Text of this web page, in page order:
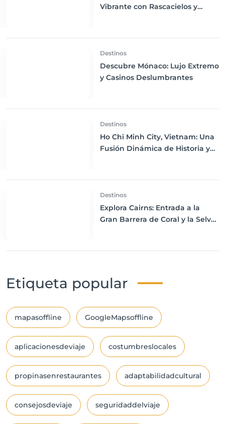
Vibrante con Rascacielos y
Destinos
Descubre Mónaco: Lujo Extremo
y Casinos Deslumbrantes
Destinos
Ho Chi Minh City, Vietnam: Una
Fusión Dinámica de Historia y
Destinos
Explora Cairns: Entrada a la
Gran Barrera de Coral y la Selva
Etiqueta popular
mapasoffline GoogleMapsoffline
aplicacionesdeviaje costumbreslocales
propinasenrestaurantes adaptabilidadcultural
consejosdeviaje seguridaddelviaje